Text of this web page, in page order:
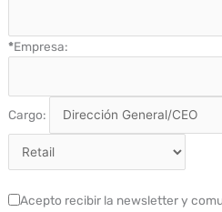
*Empresa:
Cargo:
Acepto recibir la newsletter y